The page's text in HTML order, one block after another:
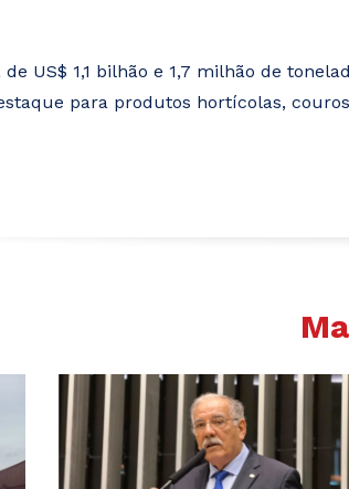
US$ 1,1 bilhão e 1,7 milhão de
para produtos hortícolas,